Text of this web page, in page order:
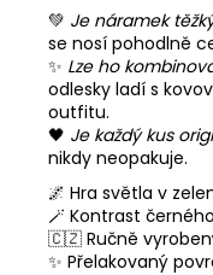
💚 Je náramek
se nosí pohodlně
✨ Lze ho
odlesky ladí s
outfitu.
🖤 Je každý kus
nikdy neopakuje.
🌌 Hra světla v
🪄 Kontrast
🇨🇿 Ručně
✨ Přelakovaný